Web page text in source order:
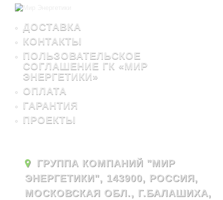
ДОСТАВКА
КОНТАКТЫ
ПОЛЬЗОВАТЕЛЬСКОЕ
СОГЛАШЕНИЕ ГК «МИР
ЭНЕРГЕТИКИ»
ОПЛАТА
ГАРАНТИЯ
ПРОЕКТЫ
ГРУППА КОМПАНИЙ "МИР
ЭНЕРГЕТИКИ", 143900, РОССИЯ,
МОСКОВСКАЯ ОБЛ., Г.БАЛАШИХА,